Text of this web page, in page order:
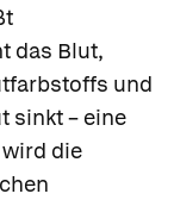
das Blut,
und
sinkt – eine
die